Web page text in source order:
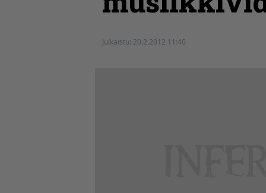
Julkaistu: 20.2.2012 11:40